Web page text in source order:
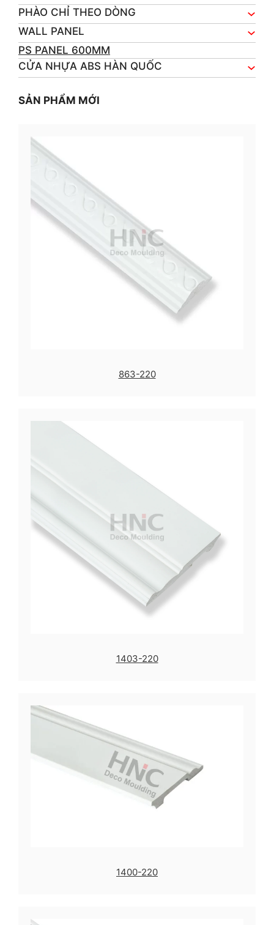
PHÀO CHỈ THEO DÒNG
WALL PANEL
PS PANEL 600MM
CỬA NHỰA ABS HÀN QUỐC
SẢN PHẨM MỚI
863-220
1403-220
1400-220